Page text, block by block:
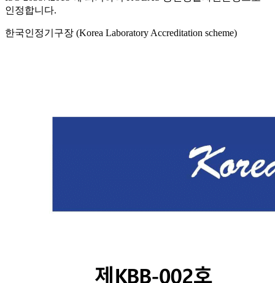
인정합니다.
한국인정기구장 (Korea Laboratory Accreditation scheme)